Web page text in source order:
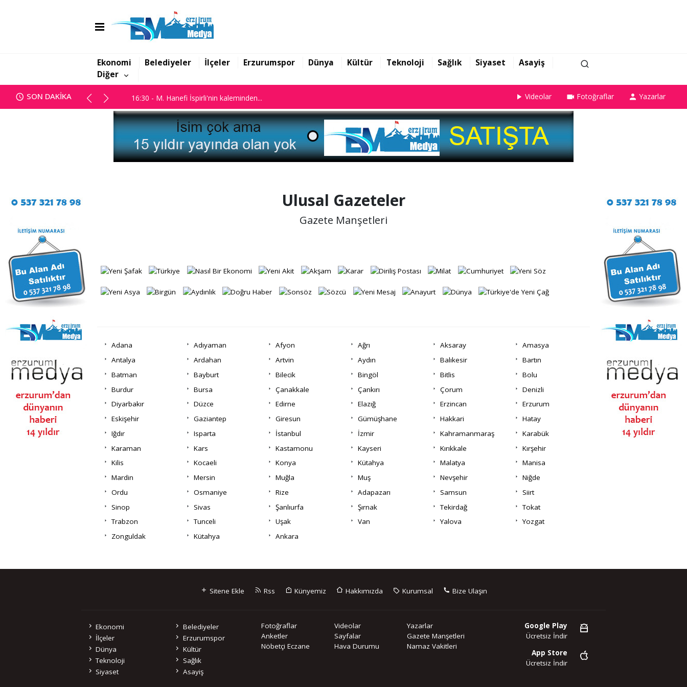
Ekonomi Belediyeler İlçeler Erzurumspor Dünya Kültür Teknoloji Sağlık Siyaset
Asayiş
Diğer
SON DAKİKA
16:06 - Görbil Özcan partisinden istifa etti
16:30 - M. Hanefi İspirli'nin kaleminden...
16:30 - M. Hanefi İspirli'nin kaleminden... Videolar Fotoğraflar Yazarlar
Ulusal Gazeteler
Gazete Manşetleri
Adana Adıyaman Afyon Ağrı Aksaray
Amasya
Antalya
Ardahan Artvin Aydın Balıkesir
Bartın
Batman
Bayburt Bilecik Bingöl Bitlis
Bolu
Burdur
Bursa Çanakkale Çankırı Çorum
Denizli
Diyarbakır
Düzce Edirne Elazığ Erzincan
Erzurum
Eskişehir
Gaziantep Giresun Gümüşhane Hakkari
Hatay
Iğdır
Isparta İstanbul İzmir Kahramanmaraş
Karabük
Karaman
Kars Kastamonu Kayseri Kırıkkale
Kırşehir
Kilis
Kocaeli Konya Kütahya Malatya
Manisa
Mardin
Mersin Muğla Muş Nevşehir
Niğde
Ordu
Osmaniye Rize Adapazarı Samsun
Siirt
Sinop
Sivas Şanlıurfa Şırnak Tekirdağ
Tokat
Trabzon
Tunceli Uşak Van Yalova
Yozgat
Zonguldak
Kütahya Ankara
Sitene Ekle Rss Künyemiz Hakkımızda Kurumsal Bize Ulaşın
Ekonomi
Belediyeler
İlçeler
Erzurumspor
Dünya
Kültür
Teknoloji
Sağlık
Siyaset
Asayiş
Fotoğraflar Videolar
Yazarlar
Anketler
Sayfalar
Gazete Manşetleri
Nöbetçi Eczane
Hava Durumu Namaz Vakitleri
Google Play
Ücretsiz İndir
App Store
Ücretsiz İndir